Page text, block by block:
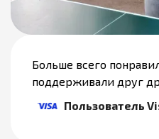
Больше всего
поддерживали друг
Пользователь